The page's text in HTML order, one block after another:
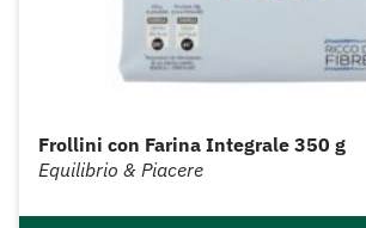
Frollini con Farina Integrale 350 g
Equilibrio & Piacere